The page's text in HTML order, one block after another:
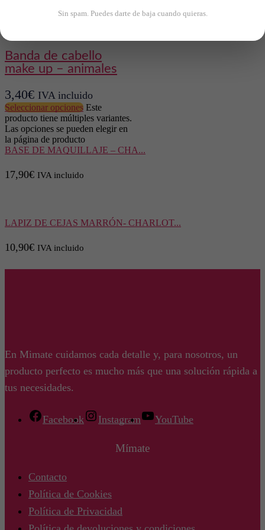
IVA incluido
Añadir al
banda de cabello
make up – animales
3,40€ IVA incluido
Seleccionar opciones Este
producto tiene múltiples variantes.
Las opciones se pueden elegir en
la página de producto
BASE DE MAQUILLAJE – CHA...
17,90€ IVA incluido
LAPIZ DE CEJAS MARRÓN- CHARLOT...
10,90€ IVA incluido
En Mimate cuidamos cada detalle y, para nosotros, un
producto perfecto es mucho más que una solución rápida a
tus necesidades.
Facebook Instagram YouTube
Mímate
Contacto
Política de Cookies
Política de Privacidad
Sin spam. Puedes darte de baja cuando quieras.